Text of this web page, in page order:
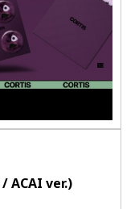
/ ACAI ver.)